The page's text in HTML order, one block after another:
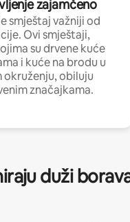
zajamčeno
smještaj važniji od
Ovi smještaji,
su drvene kuće
i kuće na brodu u
okruženju, obiluju
značajkama.
duži